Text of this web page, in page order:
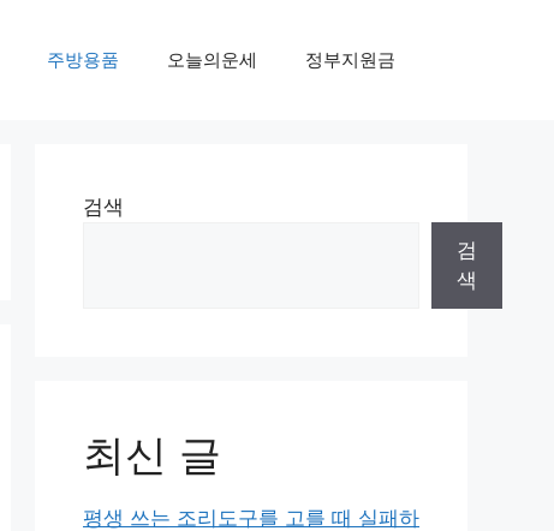
주방용품 오늘의운세 정부지원금
검색
검
색
최신 글
평생 쓰는 조리도구를 고를 때 실패하